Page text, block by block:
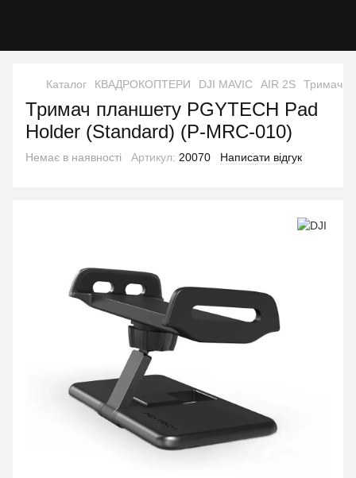
Каталог КВАДРОКОПТЕРИ DJI MAVIC AIR 2S Тримач
Тримач планшету PGYTECH Pad
Holder (Standard) (P-MRC-010)
Немає в наявності Артикул: 20070 Написати відгук